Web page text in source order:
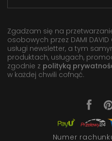
Zgadzam się na
osobowych przez DAMI DAVID
usługi newsletter, a tym
produktach, usługach,
zgodnie z polityką
w każdej chwili cofnąć.
Numer